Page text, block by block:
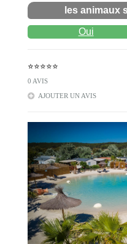
les animaux
Oui
⭐⭐⭐⭐⭐
0 AVIS
AJOUTER UN AVIS